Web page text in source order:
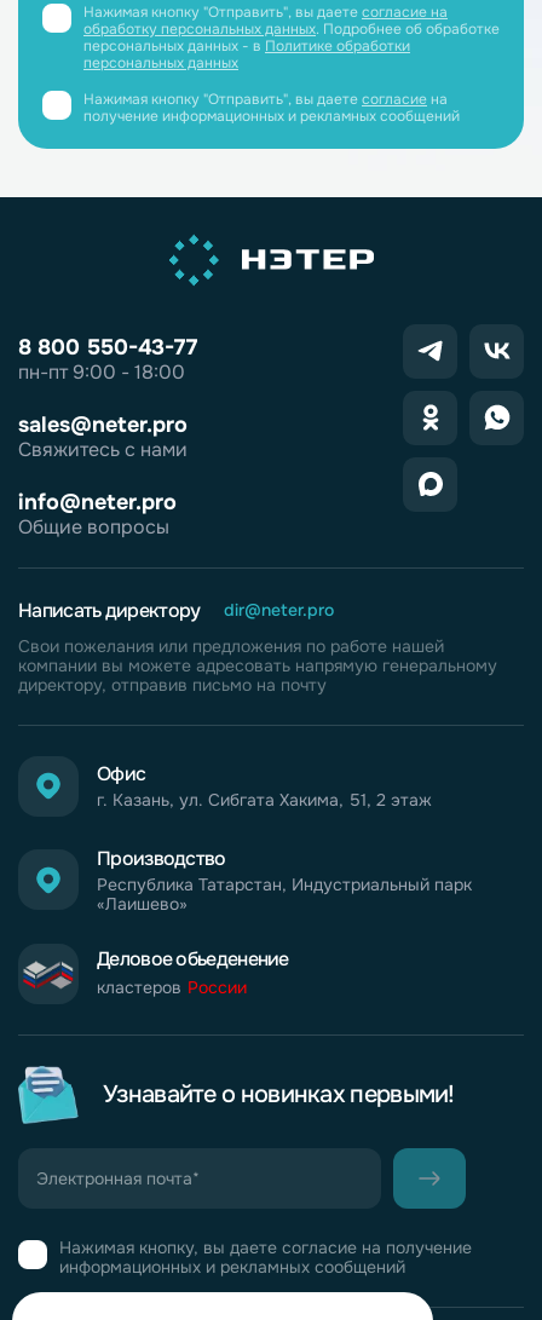
Нажимая кнопку "Отправить", вы даетесогласие на
обработку персональных данных. Подробнее об обработке
персональных данных - в Политике обработки
персональных данных
Нажимая кнопку "Отправить", вы даетесогласиена
получение информационных и рекламных сообщений
8 800 550-43-77
пн-пт 9:00 - 18:00
sales@neter.pro
Свяжитесь с нами
info@neter.pro
Общие вопросы
Деловое обьеденение
кластеров России
Производство
Республика Татарстан, Индустриальный парк
«Лаишево»
Офис
г. Казань, ул. Сибгата Хакима, 51, 2 этаж
Написать директору
dir@neter.pro
Свои пожелания или предложения по работе нашей
компании вы можете адресовать напрямую генеральному
директору, отправив письмо на почту
Узнавайте о новинках первыми!
Нажимая кнопку, вы даете согласие на получение
информационных и рекламных сообщений